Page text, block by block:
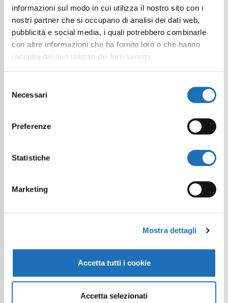
informazioni sul modo in cui utilizza il nostro sito con i
nostri partner che si occupano di analisi dei dati web,
pubblicità e social media, i quali potrebbero combinarle
con altre informazioni che ha fornito loro o che hanno
raccolto dal suo utilizzo dei loro servizi.
delNecessari
Preferenze
Statistiche
Marketing
Mostra dettagli
Accetta tutti i cookie
Accetta selezionati